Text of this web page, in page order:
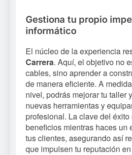
Gestiona tu propio
informático
El núcleo de la experiencia
Carrera. Aquí, el objetivo no
cables, sino aprender a
de manera eficiente. A
nivel, podrás mejorar tu taller
nuevas herramientas y
profesional. La clave del
beneficios mientras haces un
tus clientes, asegurando así
que impulsen tu reputación